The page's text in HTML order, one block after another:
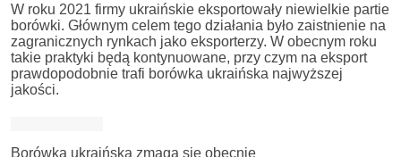
W roku 2021 firmy ukraińskie eksportowały niewielkie partie
borówki. Głównym celem tego działania było zaistnienie na
zagranicznych rynkach jako eksporterzy. W obecnym roku
takie praktyki będą kontynuowane, przy czym na eksport
prawdopodobnie trafi borówka ukraińska najwyższej
jakości.
Borówka ukraińska zmaga się obecnie